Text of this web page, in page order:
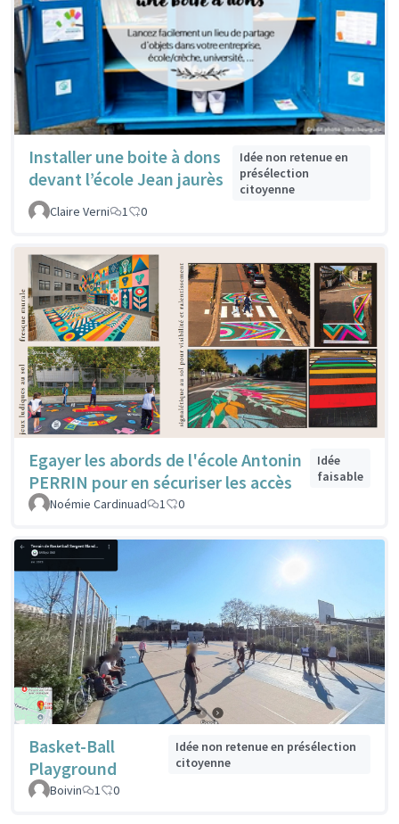
Installer une boite à dons
devant l’école Jean jaurès
Idée non retenue en
présélection
citoyenne
Claire Verni
1 0
Egayer les abords de l'école Antonin
PERRIN pour en sécuriser les accès
Idée
faisable
Noémie Cardinuad
1 0
Basket-Ball
Playground
Idée non retenue en présélection
citoyenne
Boivin
1 0